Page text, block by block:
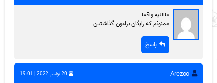
عااالیه واقعا
ممنونم که رایگان برامون گذاشتین
پاسخ
Arezoo 20 نوامبر 2022 | 19:01